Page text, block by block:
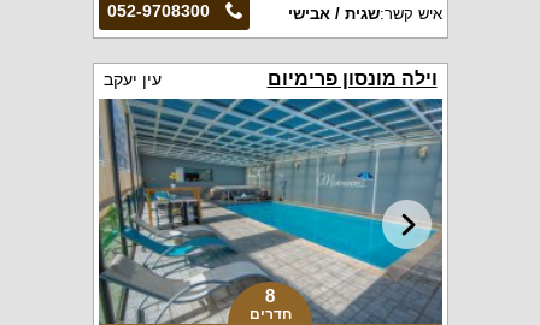
052-9708300 איש קשר:שגית / אבישי
וילה מונסון פרימיום עין יעקב
8
חדרים